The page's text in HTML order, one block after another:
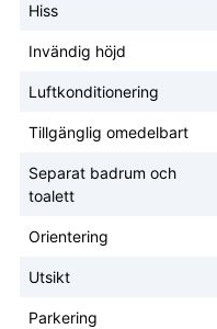
Hiss
Invändig höjd
Luftkonditionering
Tillgänglig omedelbart
Separat badrum och
toalett
Orientering
Utsikt
Parkering